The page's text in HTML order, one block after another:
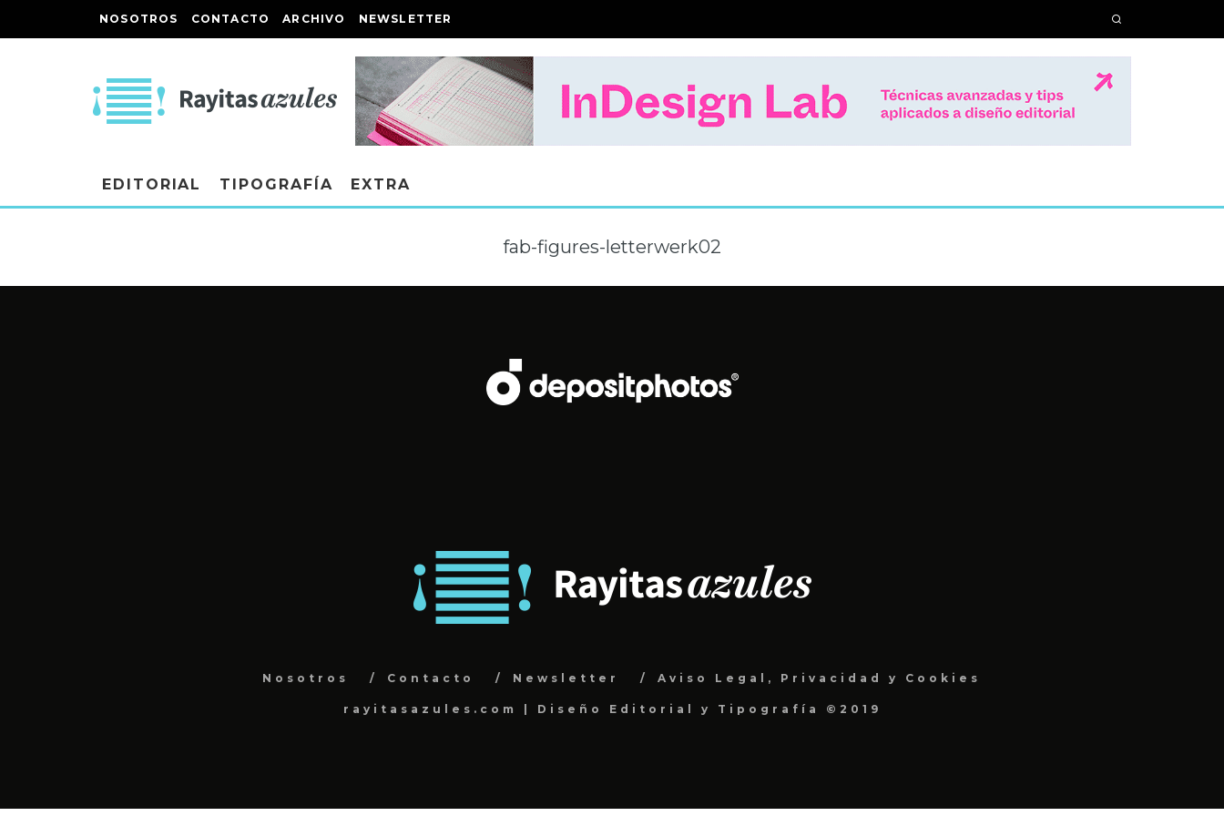
NOSOTROS CONTACTO ARCHIVO NEWSLETTER
EDITORIAL TIPOGRAFÍA EXTRA
fab-figures-letterwerk02
Nosotros Contacto Newsletter Aviso Legal, Privacidad y Cookies
rayitasazules.com | Diseño Editorial y Tipografía ©2019